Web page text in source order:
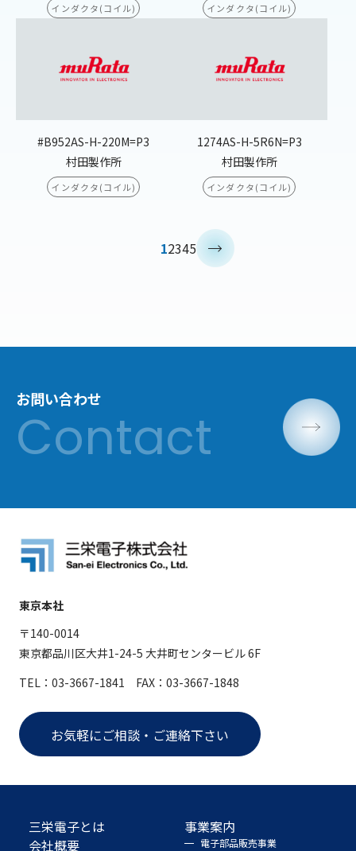
インダクタ(コイル) インダクタ(コイル)
#B952AS-H-220M=P3
村田製作所
インダクタ(コイル)
1274AS-H-5R6N=P3
村田製作所
インダクタ(コイル)
12345
お問い合わせ
東京本社
〒140-0014
東京都品川区大井1-24-5 大井町センタービル 6F
TEL：03-3667-1841 FAX：03-3667-1848
お気軽にご相談・ご連絡下さい
三栄電子とは
会社概要
事業案内
電子部品販売事業